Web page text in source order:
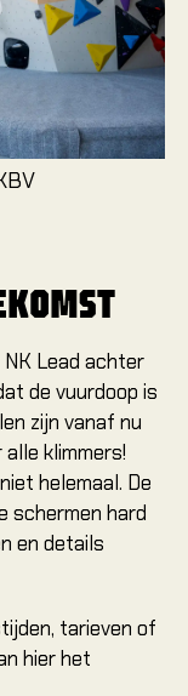
Lead achter
de vuurdoop is
zijn vanaf nu
klimmers!
helemaal. De
schermen hard
en details
tarieven of
hier het